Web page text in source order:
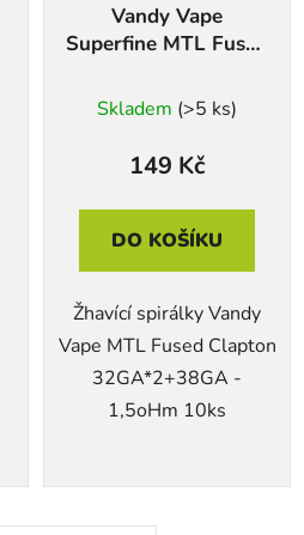
Vandy Vape
Superfine MTL Fused
Skladem (>5 ks)
149 Kč
DO KOŠÍKU
Žhavící spirálky Vandy
Vape MTL Fused Clapton
32GA*2+38GA -
1,5oHm 10ks